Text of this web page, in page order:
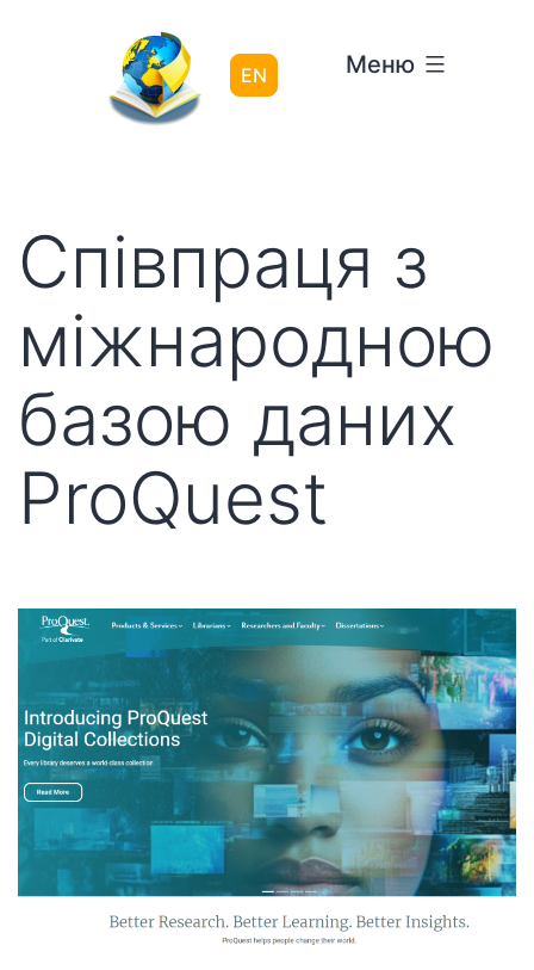
EN Меню
Співпраця з
міжнародною
базою даних
ProQuest